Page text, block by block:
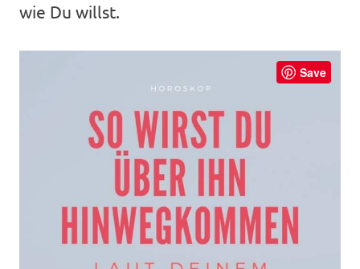
wie Du willst.
Save